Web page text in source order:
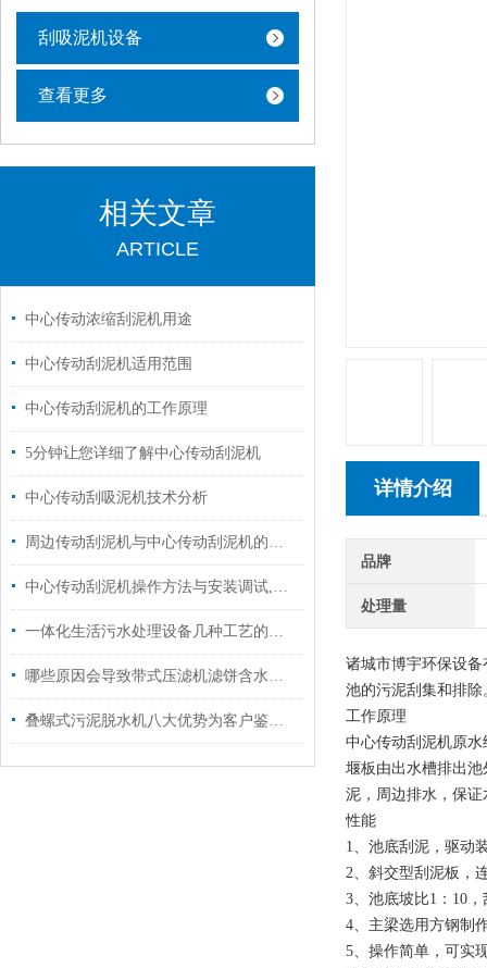
刮吸泥机设备
查看更多
相关文章
ARTICLE
中心传动浓缩刮泥机用途
中心传动刮泥机适用范围
中心传动刮泥机的工作原理
5分钟让您详细了解中心传动刮泥机
中心传动刮吸泥机技术分析
周边传动刮泥机与中心传动刮泥机的区别
中心传动刮泥机操作方法与安装调试,你知道吗？
一体化生活污水处理设备几种工艺的不同之处
哪些原因会导致带式压滤机滤饼含水率不正常
叠螺式污泥脱水机八大优势为客户鉴定了基础
详情介绍
品牌
处理量
诸城市博宇环保设备
池的污泥刮集和排除
工作原理
中心传动刮泥机原
堰板由出水槽排出
泥，周边排水，保
性能
1、池底刮泥，驱动
2、斜交型刮泥板，
3、池底坡比1：10
4、主梁选用方钢制
5、操作简单，可实